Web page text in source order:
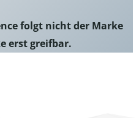
folgt nicht der Marke
erst greifbar.